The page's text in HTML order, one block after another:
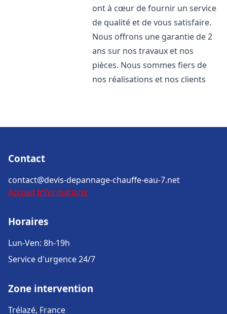
ont à cœur de fournir un service
de qualité et de vous satisfaire.
Nous offrons une garantie de 2
ans sur nos travaux et nos
pièces. Nous sommes fiers de
nos réalisations et nos clients
Contact
contact@devis-depannage-chauffe-eau-7.net
Accueil Informations
Horaires
Lun-Ven: 8h-19h
Service d'urgence 24/7
Zone intervention
Trélazé, France